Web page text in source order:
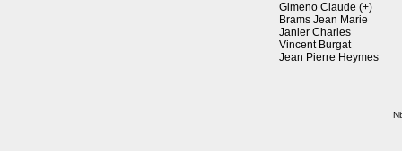
Gimeno Claude (+)
Brams Jean Marie
Janier Charles
Vincent Burgat
Jean Pierre Heymes